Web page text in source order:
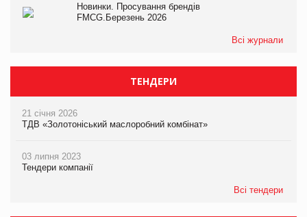
Новинки. Просування брендів
FMCG.Березень 2026
Всі журнали
ТЕНДЕРИ
21 січня 2026
ТДВ «Золотоніський маслоробний комбінат»
03 липня 2023
Тендери компанії
Всі тендери